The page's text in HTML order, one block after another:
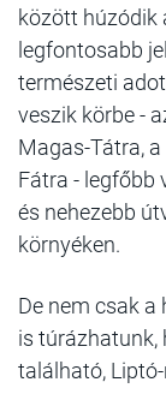
között húzódik
legfontosabb
természeti
veszik körbe -
Magas-Tátra,
Fátra - legfőbb
és nehezebb
környéken.
De nem csak a
is túrázhatunk,
található,